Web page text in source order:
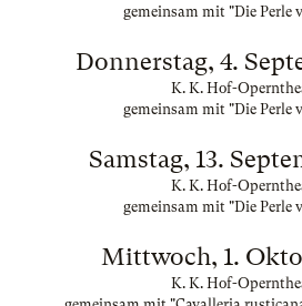
gemeinsam mit "Die Perle
Donnerstag, 4.
K. K. Hof-
gemeinsam mit "Die Perle
Samstag, 13.
K. K. Hof-
gemeinsam mit "Die Perle
Mittwoch, 1.
K. K. Hof-